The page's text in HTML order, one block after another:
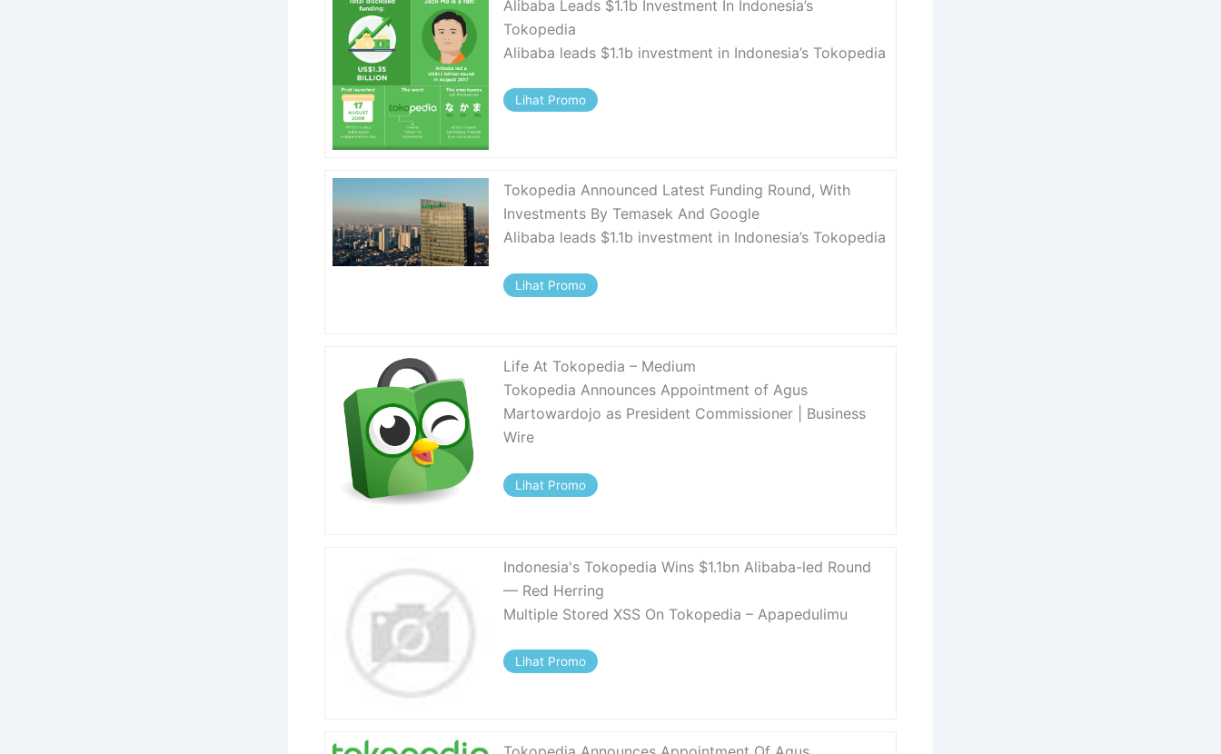
Alibaba Leads $1.1b Investment In Indonesia’s
Tokopedia
Alibaba leads $1.1b investment in Indonesia’s Tokopedia
Lihat Promo
Tokopedia Announced Latest Funding Round, With
Investments By Temasek And Google
Alibaba leads $1.1b investment in Indonesia’s Tokopedia
Lihat Promo
Life At Tokopedia – Medium
Tokopedia Announces Appointment of Agus
Martowardojo as President Commissioner | Business
Wire
Lihat Promo
Indonesia's Tokopedia Wins $1.1bn Alibaba-led Round
— Red Herring
Multiple Stored XSS On Tokopedia – Apapedulimu
Lihat Promo